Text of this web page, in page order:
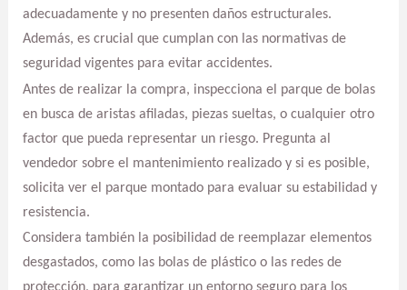
adecuadamente y no presenten daños estructurales.
Además, es crucial que cumplan con las normativas de
seguridad vigentes para evitar accidentes.
Antes de realizar la compra, inspecciona el parque de bolas
en busca de aristas afiladas, piezas sueltas, o cualquier otro
factor que pueda representar un riesgo. Pregunta al
vendedor sobre el mantenimiento realizado y si es posible,
solicita ver el parque montado para evaluar su estabilidad y
resistencia.
Considera también la posibilidad de reemplazar elementos
desgastados, como las bolas de plástico o las redes de